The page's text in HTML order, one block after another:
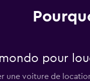
pour
une voiture de